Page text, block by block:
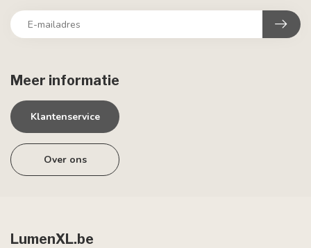
Meer informatie
Klantenservice
Over ons
LumenXL.be